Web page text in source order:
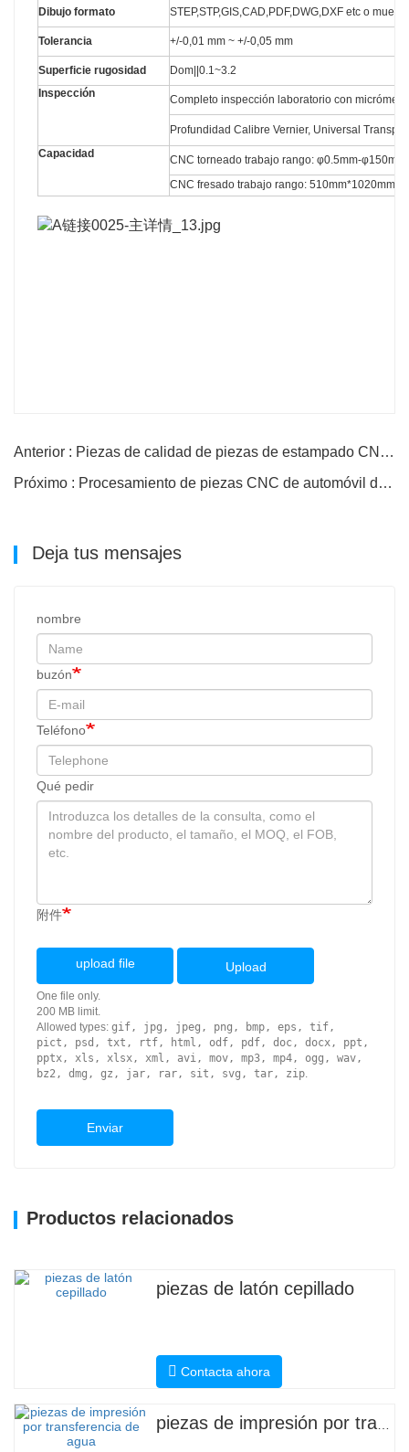
Dibujo formato STEP,STP,GIS,CAD,PDF,DWG,DXF etc o
Tolerancia +/-0,01 mm ~ +/-0,05 mm
Superficie rugosidad
Dom||0.1~3.2
Inspección
Completo inspección laboratorio con
Profundidad Calibre Vernier, Universal
Capacidad
CNC torneado trabajo rango: φ0.5mm-
CNC fresado trabajo rango:
Anterior : Piezas de calidad de piezas de estampado CNC personalizadas
Próximo : Procesamiento de piezas CNC de automóvil de control remoto
Deja tus mensajes
nombre
buzón
Teléfono
Qué pedir
附件
upload file Upload
One file only.
200 MB limit.
Allowed types: gif, jpg, jpeg, png, bmp, eps, tif,
pict, psd, txt, rtf, html, odf, pdf, doc, docx, ppt,
pptx, xls, xlsx, xml, avi, mov, mp3, mp4, ogg, wav,
bz2, dmg, gz, jar, rar, sit, svg, tar, zip.
Enviar
Productos relacionados
piezas de latón cepillado
Contacta ahora